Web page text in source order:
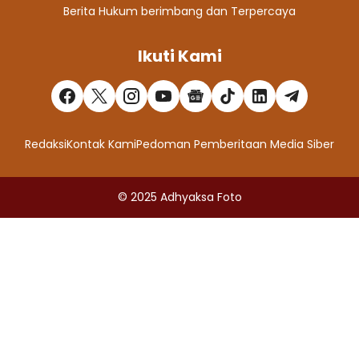
Berita Hukum berimbang dan Terpercaya
Ikuti Kami
RedaksiKontak KamiPedoman Pemberitaan Media Siber
© 2025 Adhyaksa Foto